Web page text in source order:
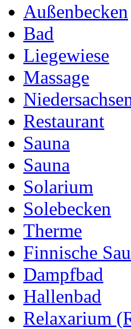
Außenbecken
Bad
Liegewiese
Massage
Restaurant
Sauna
Sauna
Solarium
Solebecken
Therme
Finnische
Dampfbad
Hallenbad
Relaxarium